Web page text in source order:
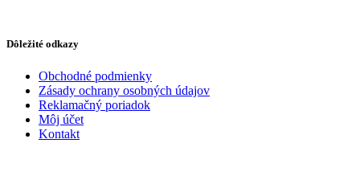
Dôležité odkazy
Obchodné podmienky
Zásady ochrany osobných údajov
Reklamačný poriadok
Môj účet
Kontakt